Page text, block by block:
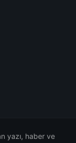
yazı, haber ve